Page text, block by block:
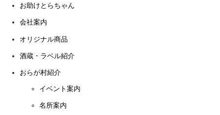
お助けとらちゃん
会社案内
オリジナル商品
酒蔵・ラベル紹介
おらが村紹介
イベント案内
名所案内